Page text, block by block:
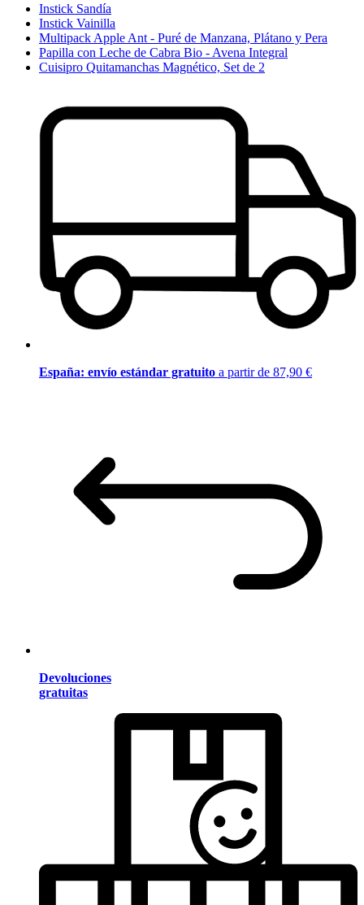
Instick Sandía
Instick Vainilla
Multipack Apple Ant - Puré de Manzana, Plátano y Pera
Papilla con Leche de Cabra Bio - Avena Integral
Cuisipro Quitamanchas Magnético, Set de 2
España: envío estándar gratuito a partir de 87,90 €
Devoluciones
gratuitas